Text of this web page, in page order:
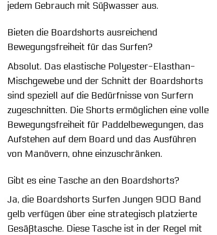
jedem Gebrauch mit Süßwasser aus.
Bieten die Boardshorts ausreichend
Bewegungsfreiheit für das Surfen?
Absolut. Das elastische Polyester-Elasthan-
Mischgewebe und der Schnitt der Boardshorts
sind speziell auf die Bedürfnisse von Surfern
zugeschnitten. Die Shorts ermöglichen eine volle
Bewegungsfreiheit für Paddelbewegungen, das
Aufstehen auf dem Board und das Ausführen
von Manövern, ohne einzuschränken.
Gibt es eine Tasche an den Boardshorts?
Ja, die Boardshorts Surfen Jungen 900 Band
gelb verfügen über eine strategisch platzierte
Gesäßtasche. Diese Tasche ist in der Regel mit